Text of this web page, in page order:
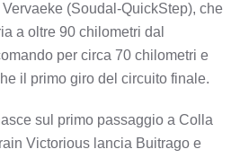
(Soudal-QuickStep), che
a oltre 90 chilometri dal
per circa 70 chilometri e
il primo giro del circuito finale.
sul primo passaggio a Colla
Victorious lancia Buitrago e